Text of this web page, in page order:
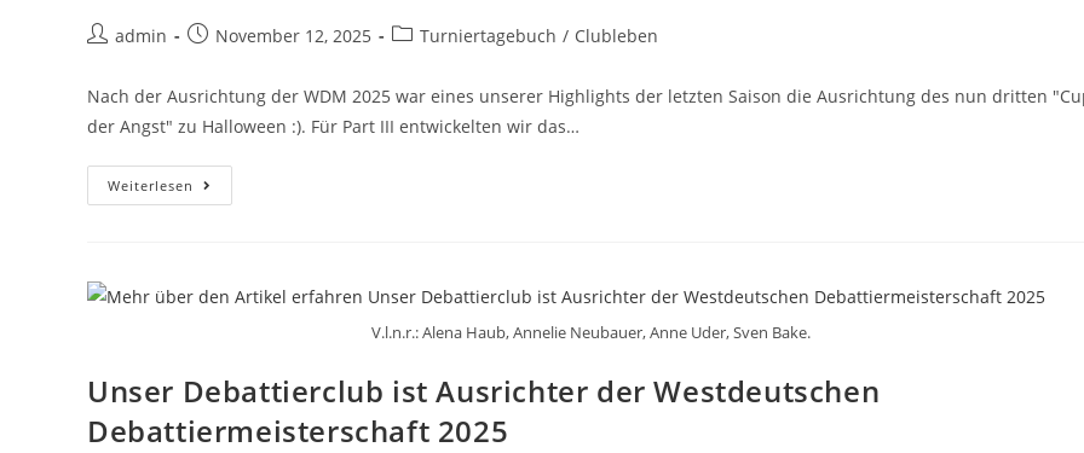
admin November 12, 2025 Turniertagebuch / Clubleben
Nach der Ausrichtung der WDM 2025 war eines unserer Highlights der letzten Saison die Ausrichtung des nun dritten
der Angst" zu Halloween :). Für Part III entwickelten wir das…
Weiterlesen
V.l.n.r.: Alena Haub, Annelie Neubauer, Anne Uder, Sven Bake.
Unser Debattierclub ist Ausrichter der Westdeutschen
Debattiermeisterschaft 2025